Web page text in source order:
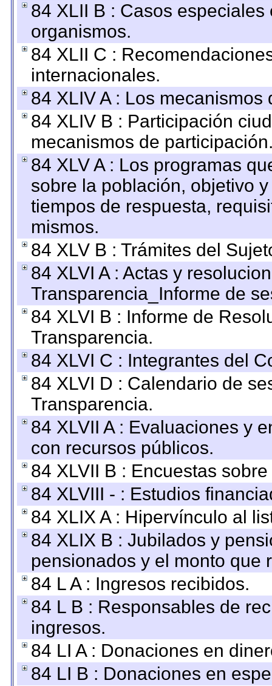
84 XLII B : Casos
organismos.
84 XLII C :
internacionales.
84 XLIV A : Los
84 XLIV B : Participación
mecanismos de
84 XLV A : Los programas
sobre la población, objetivo
tiempos de respuesta,
mismos.
84 XLV B : Trámites del
84 XLVI A : Actas y
Transparencia_Informe de
84 XLVI B : Informe de
Transparencia.
84 XLVI C : Integrantes del
84 XLVI D : Calendario de
Transparencia.
84 XLVII A : Evaluaciones y
con recursos públicos.
84 XLVII B : Encuestas
84 XLVIII - : Estudios
84 XLIX A : Hipervínculo al
84 XLIX B : Jubilados y
pensionados y el monto que
84 L A : Ingresos recibidos.
84 L B : Responsables de
ingresos.
84 LI A : Donaciones en
84 LI B : Donaciones en